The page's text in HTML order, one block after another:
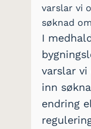
varslar vi
søknad
I
varslar
inn
endring